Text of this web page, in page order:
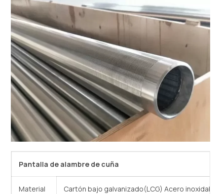
Pantalla de alambre de cuña
Material Cartón bajo galvanizado(LCG) Acero